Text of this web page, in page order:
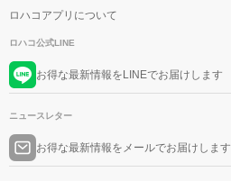
ロハコアプリについて
ロハコ公式LINE
お得な最新情報をLINEでお届けします
ニュースレター
お得な最新情報をメールでお届けします